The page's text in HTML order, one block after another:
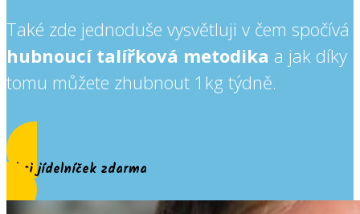
Také zde jednoduše vysvětluji v čem spočívá
hubnoucí talířková metodika a jak díky
tomu můžete zhubnout 1kg týdně.
Chci jídelníček zdarma